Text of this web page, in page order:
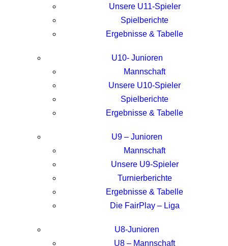
Unsere U11-Spieler
Spielberichte
Ergebnisse & Tabelle
U10- Junioren
Mannschaft
Unsere U10-Spieler
Spielberichte
Ergebnisse & Tabelle
U9 – Junioren
Mannschaft
Unsere U9-Spieler
Turnierberichte
Ergebnisse & Tabelle
Die FairPlay – Liga
U8-Junioren
U8 – Mannschaft